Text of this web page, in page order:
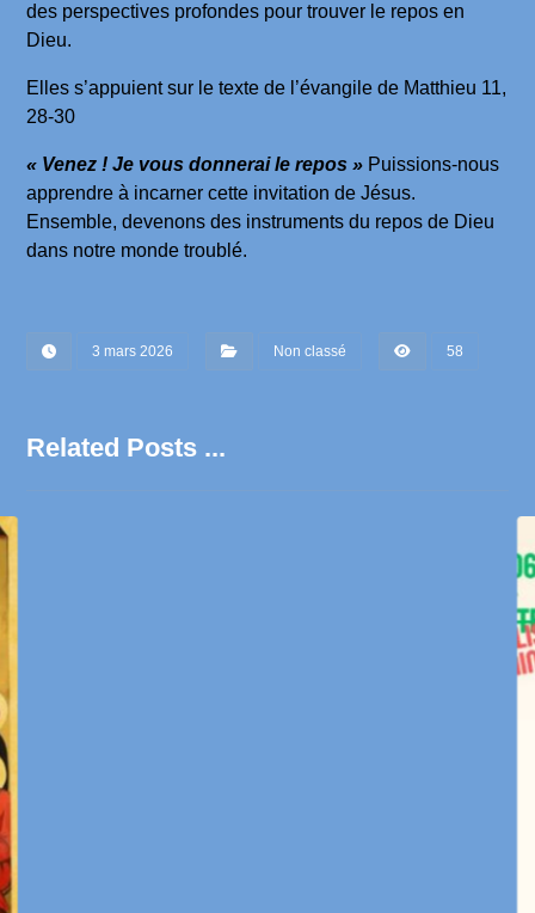
des perspectives profondes pour trouver le repos en
Dieu.
Elles s’appuient sur le texte de l’évangile de Matthieu 11,
28-30
« Venez ! Je vous donnerai le repos » Puissions-nous
apprendre à incarner cette invitation de Jésus.
Ensemble, devenons des instruments du repos de Dieu
dans notre monde troublé.
3 mars 2026 Non classé 58
Related Posts ...